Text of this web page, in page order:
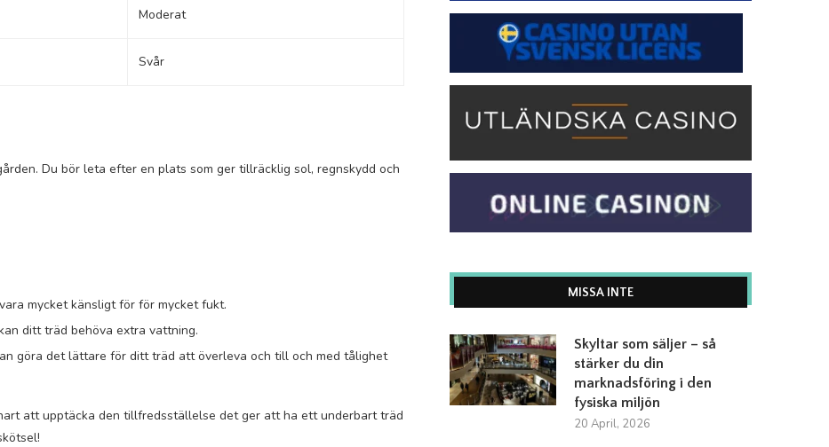
Moderat
Svår
Du bör leta efter en plats som ger tillräcklig sol, regnskydd och
mycket känsligt för för mycket fukt.
ditt träd behöva extra vattning.
göra det lättare för ditt träd att överleva och till och med tålighet
att upptäcka den tillfredsställelse det ger att ha ett underbart träd
MISSA INTE
Skyltar som säljer – så
stärker du din
marknadsföring i den
fysiska miljön
20 April, 2026